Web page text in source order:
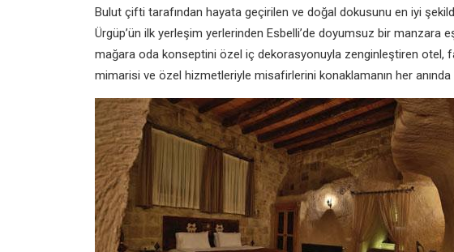
Bulut çifti tarafından hayata geçirilen ve doğal dokusunu en iyi
Ürgüp’ün ilk yerleşim yerlerinden Esbelli’de doyumsuz bir manzara
mağara oda konseptini özel iç dekorasyonuyla zenginleştiren otel,
mimarisi ve özel hizmetleriyle misafirlerini konaklamanın her